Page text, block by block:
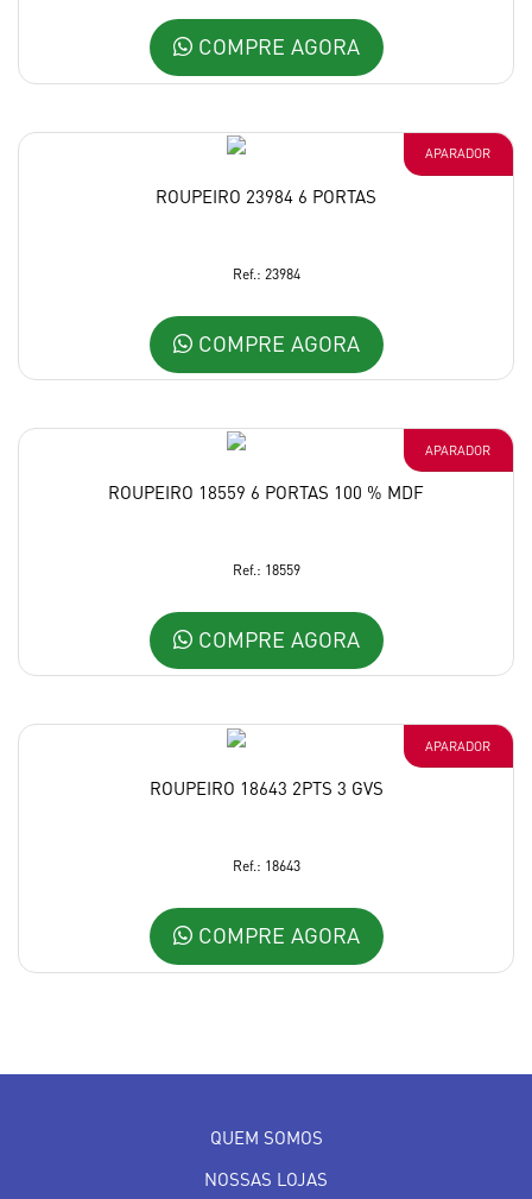
COMPRE AGORA
APARADOR
ROUPEIRO 23984 6 PORTAS
Ref.: 23984
COMPRE AGORA
APARADOR
ROUPEIRO 18559 6 PORTAS 100 % MDF
Ref.: 18559
COMPRE AGORA
APARADOR
ROUPEIRO 18643 2PTS 3 GVS
Ref.: 18643
COMPRE AGORA
QUEM SOMOS
NOSSAS LOJAS